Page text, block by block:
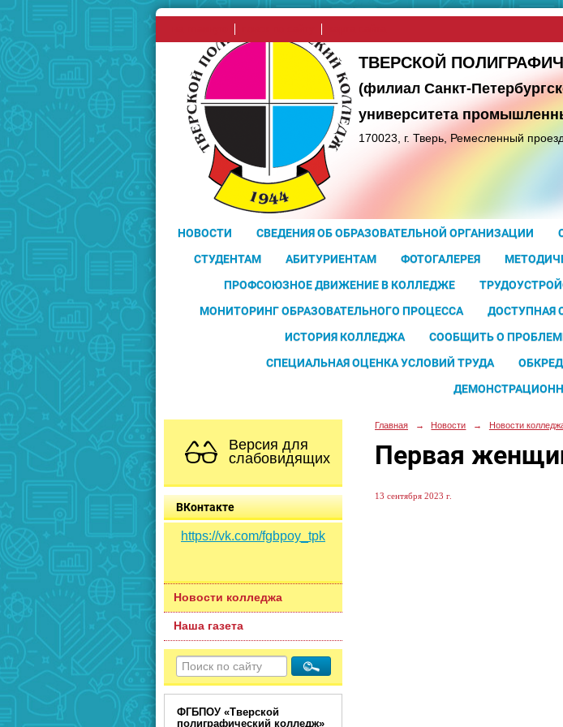
ТВЕРСКОЙ
(филиал Санкт-
университета
170023, г. Тверь, Ремесленный
НОВОСТИ СВЕДЕНИЯ ОБ ОБРАЗОВАТЕЛЬНОЙ ОРГАНИЗАЦИИ
СТУДЕНТАМ
АБИТУРИЕНТАМ ФОТОГАЛЕРЕЯ
ПРОФСОЮЗНОЕ ДВИЖЕНИЕ В КОЛЛЕДЖЕ
МОНИТОРИНГ ОБРАЗОВАТЕЛЬНОГО ПРОЦЕССА
ДОСТУПНАЯ
ИСТОРИЯ КОЛЛЕДЖА
СООБЩИТЬ О
СПЕЦИАЛЬНАЯ ОЦЕНКА УСЛОВИЙ ТРУДА
Версия для
слабовидящих
ВКонтакте
https://vk.com/fgbpoy_tpk
Новости колледжа
Наша газета
ФГБПОУ «Тверской
полиграфический колледж»
Главная → Новости → Новости
Первая
13 сентября 2023 г.